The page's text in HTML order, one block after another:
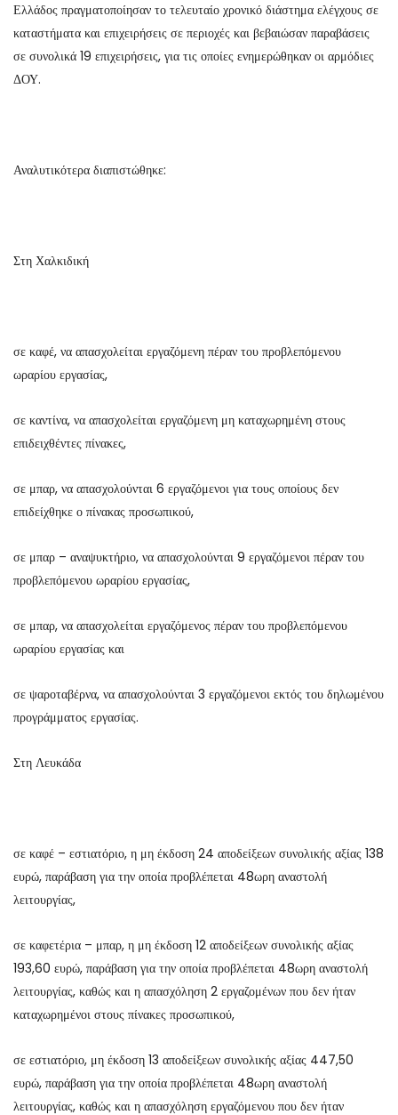
Ελλάδος πραγματοποίησαν το τελευταίο χρονικό διάστημα ελέγχους σε
καταστήματα και επιχειρήσεις σε περιοχές και βεβαιώσαν παραβάσεις
σε συνολικά 19 επιχειρήσεις, για τις οποίες ενημερώθηκαν οι αρμόδιες
ΔΟΥ.
Αναλυτικότερα διαπιστώθηκε:
Στη Χαλκιδική
σε καφέ, να απασχολείται εργαζόμενη πέραν του προβλεπόμενου
ωραρίου εργασίας,
σε καντίνα, να απασχολείται εργαζόμενη μη καταχωρημένη στους
επιδειχθέντες πίνακες,
σε μπαρ, να απασχολούνται 6 εργαζόμενοι για τους οποίους δεν
επιδείχθηκε ο πίνακας προσωπικού,
σε μπαρ – αναψυκτήριο, να απασχολούνται 9 εργαζόμενοι πέραν του
προβλεπόμενου ωραρίου εργασίας,
σε μπαρ, να απασχολείται εργαζόμενος πέραν του προβλεπόμενου
ωραρίου εργασίας και
σε ψαροταβέρνα, να απασχολούνται 3 εργαζόμενοι εκτός του δηλωμένου
προγράμματος εργασίας.
Στη Λευκάδα
σε καφέ – εστιατόριο, η μη έκδοση 24 αποδείξεων συνολικής αξίας 138
ευρώ, παράβαση για την οποία προβλέπεται 48ωρη αναστολή
λειτουργίας,
σε καφετέρια – μπαρ, η μη έκδοση 12 αποδείξεων συνολικής αξίας
193,60 ευρώ, παράβαση για την οποία προβλέπεται 48ωρη αναστολή
λειτουργίας, καθώς και η απασχόληση 2 εργαζομένων που δεν ήταν
καταχωρημένοι στους πίνακες προσωπικού,
σε εστιατόριο, μη έκδοση 13 αποδείξεων συνολικής αξίας 447,50
ευρώ, παράβαση για την οποία προβλέπεται 48ωρη αναστολή
λειτουργίας, καθώς και η απασχόληση εργαζόμενου που δεν ήταν